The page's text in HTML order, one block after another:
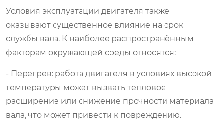
Условия эксплуатации двигателя также
оказывают существенное влияние на срок
службы вала. К наиболее распространённым
факторам окружающей среды относятся:
- Перегрев: работа двигателя в условиях высокой
температуры может вызвать тепловое
расширение или снижение прочности материала
вала, что может привести к повреждению.